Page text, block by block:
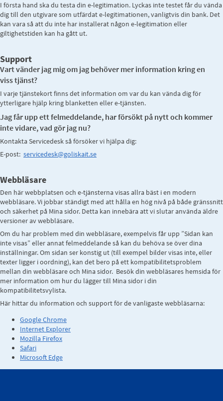
I första hand ska du testa din e-legitimation. Lyckas inte testet får du vända
dig till den utgivare som utfärdat e-legitimationen, vanligtvis din bank. Det
kan vara så att du inte har installerat någon e-legitimation eller
giltighetstiden kan ha gått ut.
Support
Vart vänder jag mig om jag behöver mer information kring en
viss tjänst?
I varje tjänstekort finns det information om var du kan vända dig för
ytterligare hjälp kring blanketten eller e-tjänsten.
Jag får upp ett felmeddelande, har försökt på nytt och kommer
inte vidare, vad gör jag nu?
Kontakta Servicedesk så försöker vi hjälpa dig:
E-post: servicedesk@goliskait.se
Webbläsare
Den här webbplatsen och e-tjänsterna visas allra bäst i en modern
webbläsare. Vi jobbar ständigt med att hålla en hög nivå på både gränssnitt
och säkerhet på Mina sidor. Detta kan innebära att vi slutar använda äldre
versioner av webbläsare.
Om du har problem med din webbläsare, exempelvis får upp ”Sidan kan
inte visas” eller annat felmeddelande så kan du behöva se över dina
inställningar. Om sidan ser konstig ut (till exempel bilder visas inte, eller
texter ligger i oordning), kan det bero på ett kompatibilitetsproblem
mellan din webbläsare och Mina sidor. Besök din webbläsares hemsida för
mer information om hur du lägger till Mina sidor i din
kompatibilitetsvylista.
Här hittar du information och support för de vanligaste webbläsarna:
Google Chrome
Internet Explorer
Mozilla Firefox
Safari
Microsoft Edge